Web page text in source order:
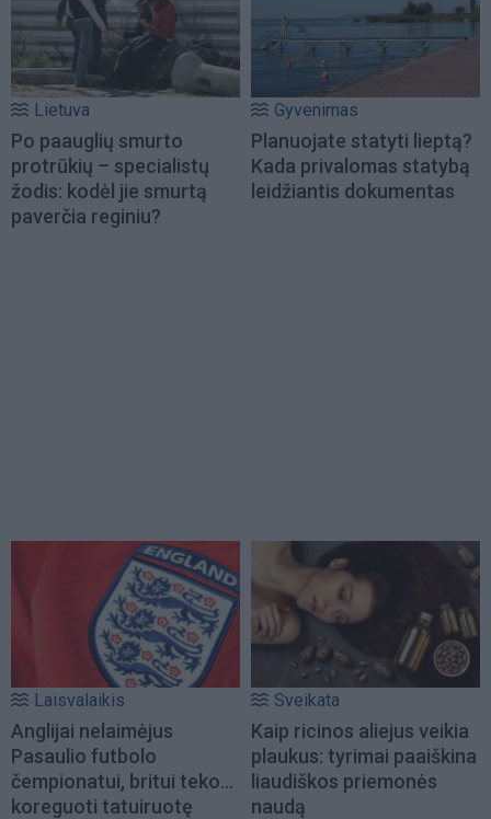
Lietuva
Po paauglių smurto
protrūkių – specialistų
žodis: kodėl jie smurtą
paverčia reginiu?
Gyvenimas
Planuojate statyti lieptą?
Kada privalomas statybą
leidžiantis dokumentas
Laisvalaikis
Anglijai nelaimėjus
Pasaulio futbolo
čempionatui, britui teko...
koreguoti tatuiruotę
Sveikata
Kaip ricinos aliejus veikia
plaukus: tyrimai paaiškina
liaudiškos priemonės
naudą